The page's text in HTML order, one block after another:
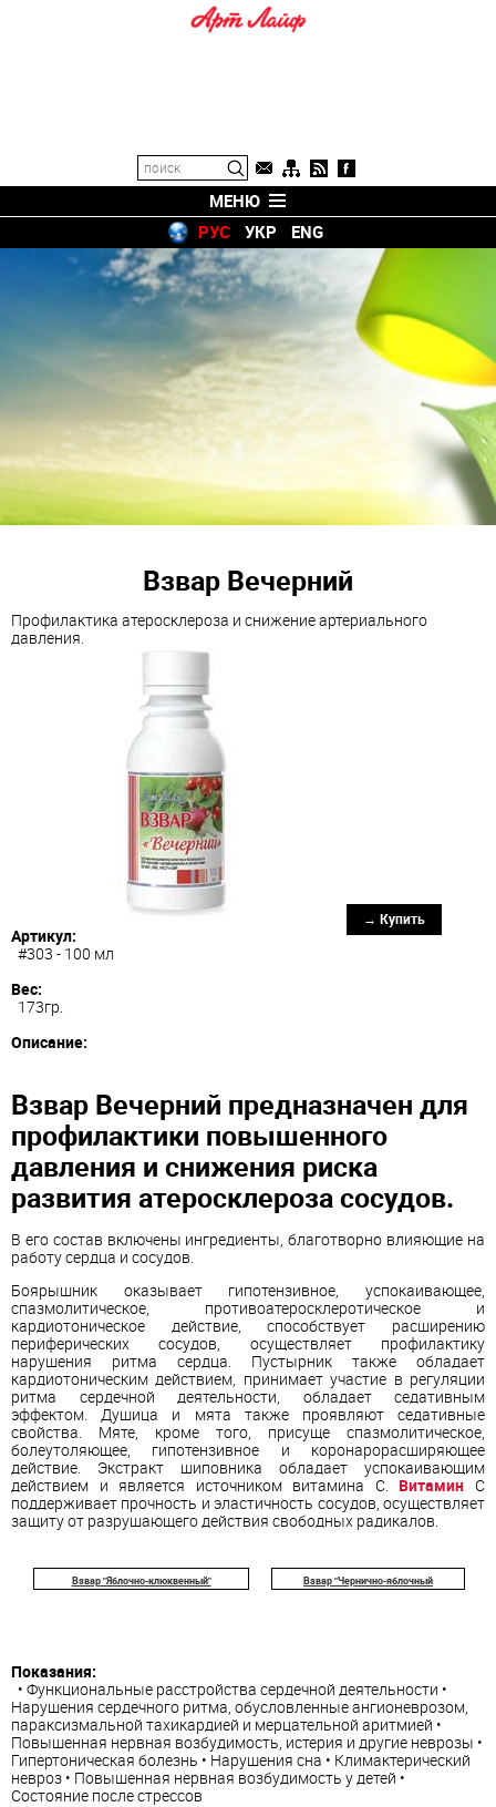
МЕНЮ
РУС
УКР ENG
Взвар Вечерний
Профилактика атеросклероза и снижение артериального
давления.
→ Купить
Артикул:
#303 - 100 мл
Вес:
173гр.
Описание:
Взвар Вечерний предназначен для
профилактики повышенного
давления и снижения риска
развития атеросклероза сосудов.
В его состав включены ингредиенты, благотворно влияющие на
работу сердца и сосудов.
Боярышник оказывает гипотензивное, успокаивающее,
спазмолитическое, противоатеросклеротическое и
кардиотоническое действие, способствует расширению
периферических сосудов, осуществляет профилактику
нарушения ритма сердца. Пустырник также обладает
кардиотоническим действием, принимает участие в регуляции
ритма сердечной деятельности, обладает седативным
эффектом. Душица и мята также проявляют седативные
свойства. Мяте, кроме того, присуще спазмолитическое,
болеутоляющее, гипотензивное и коронарорасширяющее
действие. Экстракт шиповника обладает успокаивающим
действием и является источником витамина С.ВитаминС
поддерживает прочность и эластичность сосудов, осуществляет
защиту от разрушающего действия свободных радикалов.
Взвар "Яблочно-клюквенный" Взвар "Чернично-яблочный
Показания:
• Функциональные расстройства сердечной деятельности •
Нарушения сердечного ритма, обусловленные ангионеврозом,
параксизмальной тахикардией и мерцательной аритмией •
Повышенная нервная возбудимость, истерия и другие неврозы •
Гипертоническая болезнь • Нарушения сна • Климактерический
невроз • Повышенная нервная возбудимость у детей •
Состояние после стрессов